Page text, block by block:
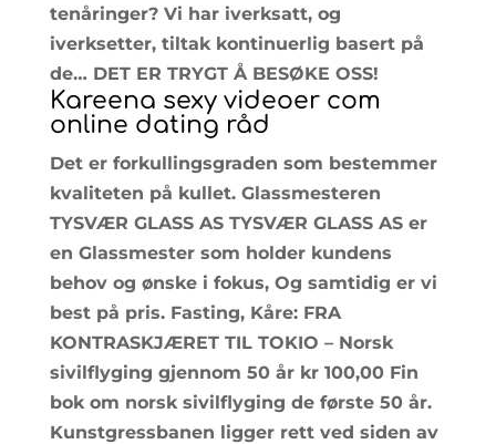
tenåringer? Vi har iverksatt, og
iverksetter, tiltak kontinuerlig basert på
de… DET ER TRYGT Å BESØKE OSS!
Kareena sexy videoer com
online dating råd
Det er forkullingsgraden som bestemmer
kvaliteten på kullet. Glassmesteren
TYSVÆR GLASS AS TYSVÆR GLASS AS er
en Glassmester som holder kundens
behov og ønske i fokus, Og samtidig er vi
best på pris. Fasting, Kåre: FRA
KONTRASKJÆRET TIL TOKIO – Norsk
sivilflyging gjennom 50 år kr 100,00 Fin
bok om norsk sivilflyging de første 50 år.
Kunstgressbanen ligger rett ved siden av